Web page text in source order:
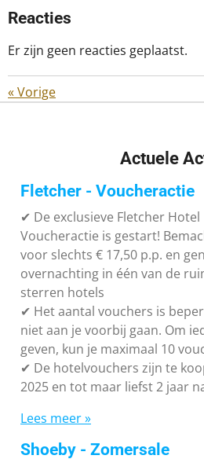
Reacties
Er zijn geen reacties geplaatst.
«Vorige
Actuele
Fletcher - Voucheractie
✔ De exclusieve Fletcher Hotel
Voucheractie is gestart!
voor slechts € 17,50 p.p. en
overnachting in één van de
sterren hotels
✔ Het aantal vouchers is
niet aan je voorbij gaan. Om
geven, kun je maximaal 10
✔ De hotelvouchers zijn te
2025 en tot maar liefst 2 jaar
Lees meer »
Shoeby - Zomersale